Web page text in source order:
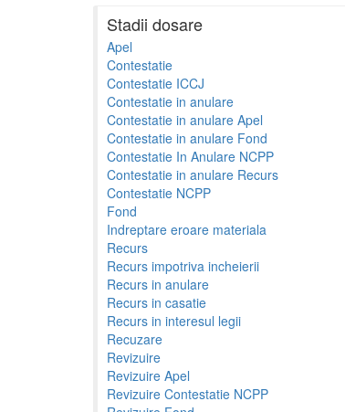
Stadii dosare
Apel
Contestatie
Contestatie ICCJ
Contestatie in anulare
Contestatie in anulare Apel
Contestatie in anulare Fond
Contestatie In Anulare NCPP
Contestatie in anulare Recurs
Contestatie NCPP
Fond
Indreptare eroare materiala
Recurs
Recurs impotriva incheierii
Recurs in anulare
Recurs in casatie
Recurs in interesul legii
Recuzare
Revizuire
Revizuire Apel
Revizuire Contestatie NCPP